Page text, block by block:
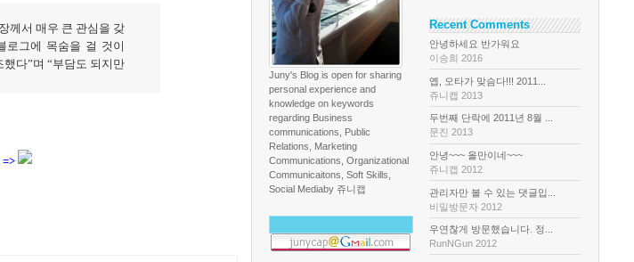
께서 매우 큰 관심을 갖
로그에 목숨을 걸 것이
했다”며 “부담도 되지만
Juny's Blog is open for sharing
personal experience and
knowledge on keywords
regarding Business
communications, Public
Relations, Marketing
Communications, Organizational
Communicaitons, Soft Skills,
Social Mediaby 쥬니캡
Recent Comments
안녕하세요 반가워요
이승희 2016
옙, 오타가 맞슴다!!! 2011...
쥬니캡 2013
두번째 단락에 2011년 8월 ...
문진 2013
안녕~~~ 올만이네~~~
쥬니캡 2012
관리자만 볼 수 있는 댓글입...
비밀방문자 2012
우연찮게 방문했습니다. 정...
RunNGun 2012